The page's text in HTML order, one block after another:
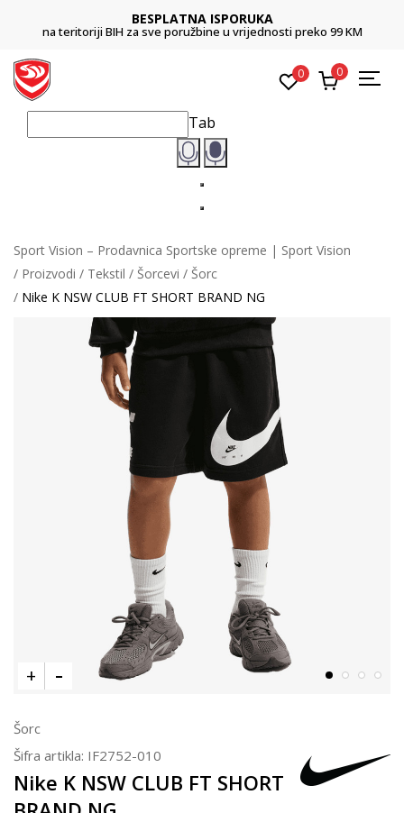
BESPLATNA ISPORUKA
na teritoriji BIH za sve poružbine u vrijednosti preko 99 KM
0 0
Tab
Sport Vision – Prodavnica Sportske opreme | Sport Vision
Proizvodi
Tekstil Šorcevi
Šorc
Nike K NSW CLUB FT SHORT BRAND NG
Šorc
Šifra artikla: IF2752-010
Nike K NSW CLUB FT SHORT